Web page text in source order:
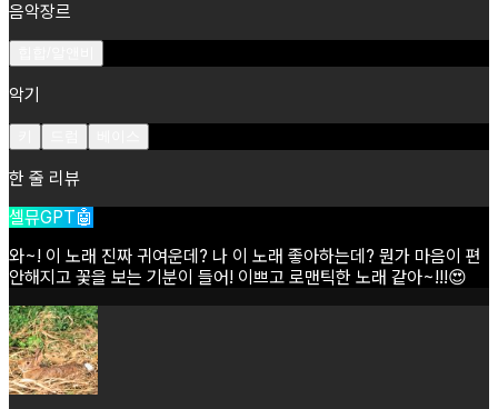
음악장르
악기
한 줄 리뷰
셀뮤GPT🤖
와~! 이 노래 진짜 귀여운데? 나 이 노래 좋아하는데? 뭔가 마음이 편
안해지고 꽃을 보는 기분이 들어! 이쁘고 로맨틱한 노래 같아~!!!😍